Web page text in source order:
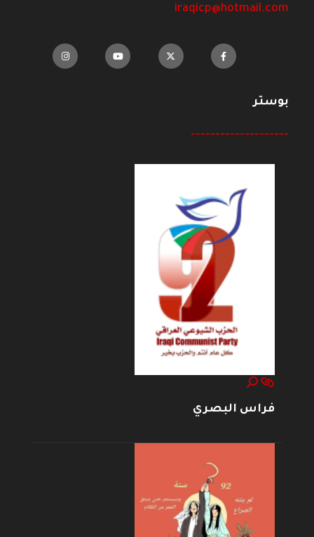
iraqicp@hotmail.com
بوستر
--------------------
فراس البصري